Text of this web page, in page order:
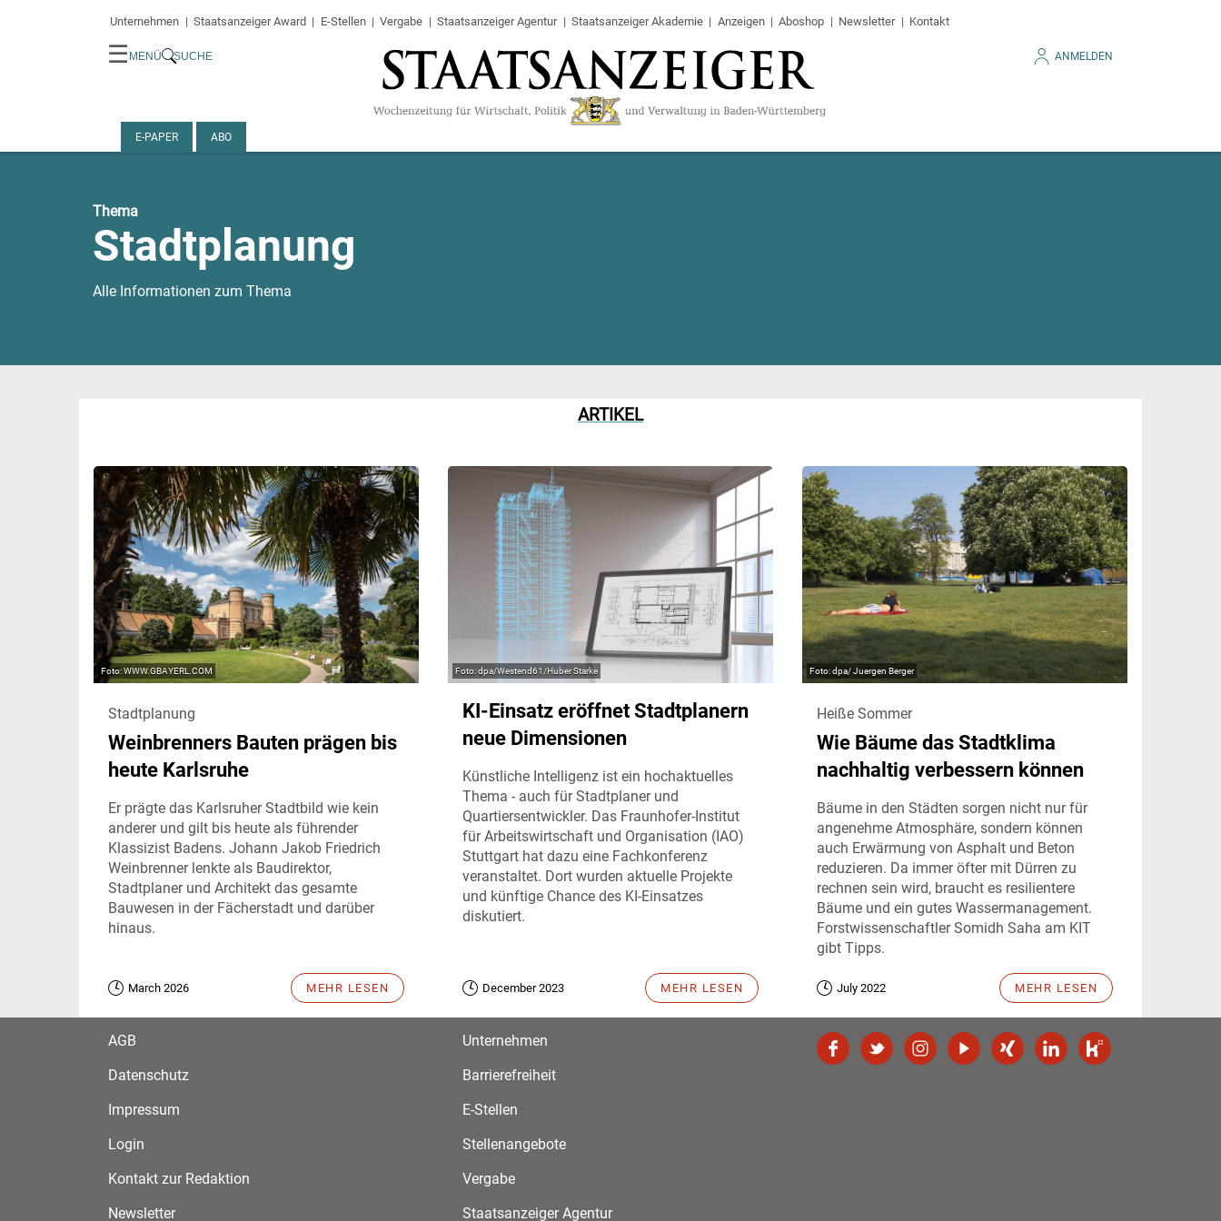
Unternehmen Staatsanzeiger Award E-Stellen Vergabe Staatsanzeiger Agentur Staatsanzeiger Akademie Anzeigen Aboshop Newsletter Kontakt
☰ MENÜ SUCHE ANMELDEN
E-PAPER ABO
Thema
Stadtplanung
Alle Informationen zum Thema
ARTIKEL
WWW.GBAYERL.COM
Stadtplanung
Weinbrenners Bauten prägen bis
heute Karlsruhe
Er prägte das Karlsruher Stadtbild wie kein
anderer und gilt bis heute als führender
Klassizist Badens. Johann Jakob Friedrich
Weinbrenner lenkte als Baudirektor,
Stadtplaner und Architekt das gesamte
Bauwesen in der Fächerstadt und darüber
hinaus.
March 2026 MEHR LESEN
dpa/Westend61/Huber Starke
KI-Einsatz eröffnet Stadtplanern
neue Dimensionen
Künstliche Intelligenz ist ein hochaktuelles
Thema - auch für Stadtplaner und
Quartiersentwickler. Das Fraunhofer-Institut
für Arbeitswirtschaft und Organisation (IAO)
Stuttgart hat dazu eine Fachkonferenz
veranstaltet. Dort wurden aktuelle Projekte
und künftige Chance des KI-Einsatzes
diskutiert.
December 2023 MEHR LESEN
dpa/ Juergen Berger
Heiße Sommer
Wie Bäume das Stadtklima
nachhaltig verbessern können
Bäume in den Städten sorgen nicht nur für
angenehme Atmosphäre, sondern können
auch Erwärmung von Asphalt und Beton
reduzieren. Da immer öfter mit Dürren zu
rechnen sein wird, braucht es resilientere
Bäume und ein gutes Wassermanagement.
Forstwissenschaftler Somidh Saha am KIT
gibt Tipps.
July 2022 MEHR LESEN
AGB
Datenschutz
Impressum
Login
Kontakt zur Redaktion
Newsletter
Unternehmen
Barrierefreiheit
E-Stellen
Stellenangebote
Vergabe
Staatsanzeiger Agentur